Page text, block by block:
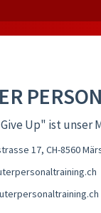
Up" ist unser
17, CH-8560